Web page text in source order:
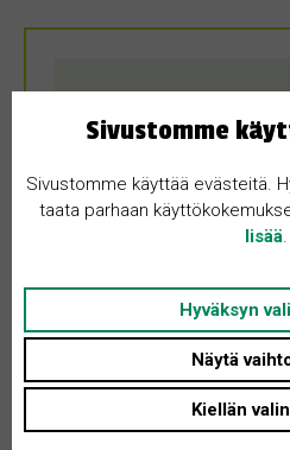
Sivustomme
Sivustomme käyttää evästeitä.
taata parhaan
lisää.
Hyväksyn
Näytä
Kiellän